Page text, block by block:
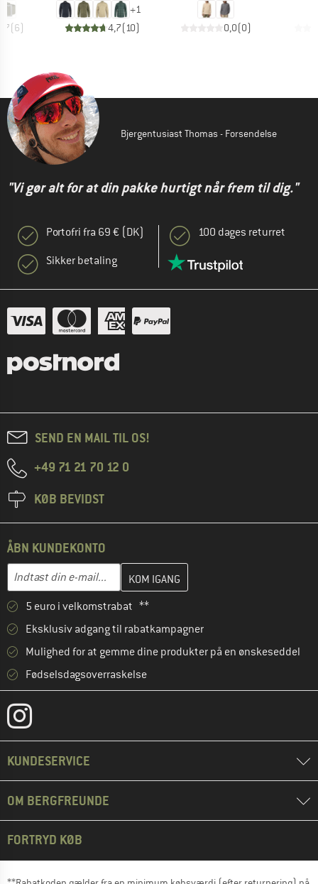
(6)
+1
4,7( 10) 0,0(0)
Bjergentusiast Thomas - Forsendelse
"Vi gør alt for at din pakke hurtigt når frem til dig."
Portofri fra 69 € (DK)
Sikker betaling
100 dages returret
SEND EN MAIL TIL OS!
+49 71 21 70 12 0
KØB BEVIDST
ÅBN KUNDEKONTO
E-mail-adresse
Indtast din e-mailadresse her, og opret i næste trin din
5 euro i velkomstrabat **
Eksklusiv adgang til rabatkampagner
Mulighed for at gemme dine produkter på en ønskeseddel
Fødselsdagsoverraskelse
KUNDESERVICE
OM BERGFREUNDE
FORTRYD KØB